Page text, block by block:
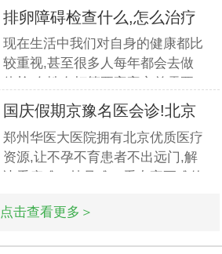
篇.对宫、腹腔镜等微创高科技技
术诊治子宫腺肌症、石女、子宫肌
瘤、女性不孕等妇科疑难杂症有一
套成熟完整的方案,深得患者好评!
排卵障碍检查什么,怎么治疗
现在生活中我们对自身的健康都比
较重视,甚至很多人每年都会去做
到医院做孕前检查,这样才能更好
的保证怀孕的诊疗率.有患者想了
解排卵障碍检查什么?怎么治疗?我
们来一起了解下. 排卵障碍检查什
国庆假期京豫名医会诊!北京
不孕
郑州华医大医院拥有北京优质医疗
资源,让不孕不育患者不出远门,解
决看病难、挂号难、看专家更难的
北京专家将与郑州华医大医院名医
点击查看更多＞